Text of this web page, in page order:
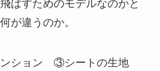
ばすためのモデルなのかと
が違うのか。
ション ③シートの生地